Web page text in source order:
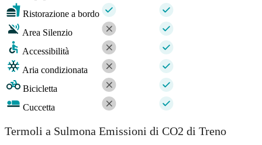
Ristorazione a bordo
Area Silenzio
Accessibilità
Aria condizionata
Bicicletta
Cuccetta
Termoli a Sulmona Emissioni di CO2 di Treno